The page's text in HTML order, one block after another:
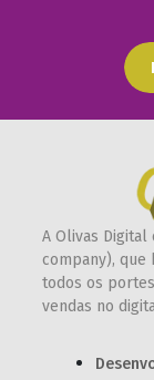
A Olivas
company), que
todos os
vendas no